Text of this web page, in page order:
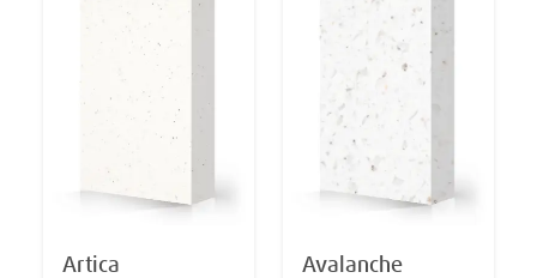
Artica
Avalanche